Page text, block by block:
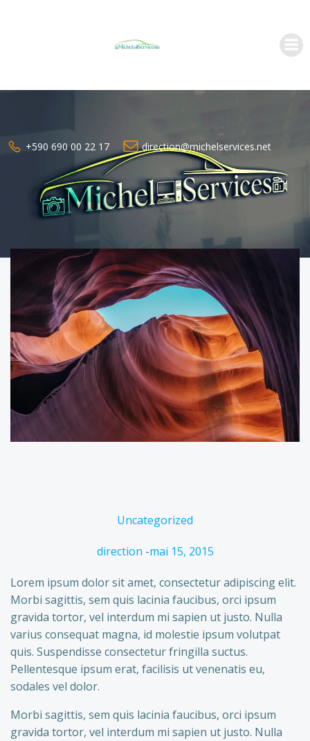
contenu
+590 690 00 22 17 direction@michelservices.net
Uncategorized
direction -mai 15, 2015
Lorem ipsum dolor sit amet, consectetur adipiscing elit.
Morbi sagittis, sem quis lacinia faucibus, orci ipsum
gravida tortor, vel interdum mi sapien ut justo. Nulla
varius consequat magna, id molestie ipsum volutpat
quis. Suspendisse consectetur fringilla suctus.
Pellentesque ipsum erat, facilisis ut venenatis eu,
sodales vel dolor.
Morbi sagittis, sem quis lacinia faucibus, orci ipsum
gravida tortor, vel interdum mi sapien ut justo. Nulla